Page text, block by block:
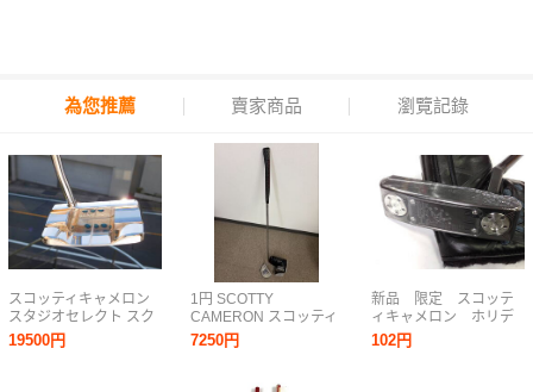
為您推薦 賣家商品 瀏覽記錄
スコッティキャメロン
スタジオセレクト スク
エアバック No.1 ☆ ミ
ラーフィニッシュ！！
19500円
1円 SCOTTY
CAMERON スコッティ
キャメロン GOLO 5R
ゴルフ用品 クラブ パタ
7250円
新品 限定 スコッテ
ィキャメロン ホリデ
ー H22 ニューポー
ト1.5プラス
102円